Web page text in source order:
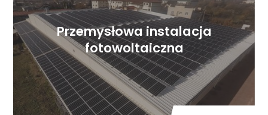
Przemysłowa instalacja
fotowoltaiczna